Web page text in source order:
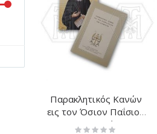
Παρακλητικός Κανών
εις τον Όσιον Παΐσιον
τον Αγιορείτην
Rating: